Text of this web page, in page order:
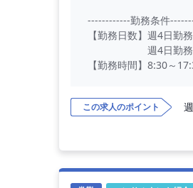
------------勤務条件
【勤務日数】週4日勤務
週4日勤務
【勤務時間】8:30～
指定医をお持
【当直回数】あり 4回/
免除の相談可能
んどありません
この求人のポイント